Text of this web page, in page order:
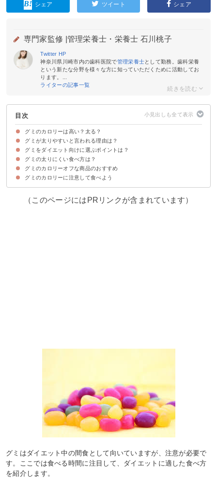
シェア ツイート シェア
専門家監修 | 管理栄養士・栄養士 石川桃子
Twitter HP
神奈川県川崎市内の歯科医院で管理栄養士として勤務。歯科栄養
という新たな分野を様々な方に知っていただくために活動してお
ります。...
ライターの記事一覧
目次
グミのカロリーは高い？太る？
グミ【市販】のカロリー・糖質
グミのカロリー・糖質を他のお菓子と比較
グミ（1袋）のカロリー消費に必要な運動量
グミが太りやすいと言われる理由は？
グミの主成分が水飴であるため
グミをダイエット向けに選ぶポイントは？
①硬くてよく噛める
②食物繊維入り
③鉄分が豊富に含まれている
④ビタミン入り
グミの太りにくい食べ方は？
①夜に食べない
②空腹状態で食べない
グミのカロリーオフな商品のおすすめ
①ぐーぴたっダイエットプラスグミグレープ（92.5kcal）
②DHC おなか満足グミ（98kcal）
③忍者めし（66kcal）
グミのカロリーに注意して食べよう
（このページにはPRリンクが含まれています）
グミはダイエット中の間食として向いていますが、注意が必要で
す。ここでは食べる時間に注目して、ダイエットに適した食べ方
を紹介します。